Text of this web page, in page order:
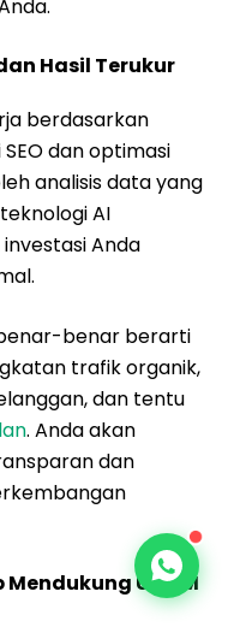
Hasil Terukur
berdasarkan
dan optimasi
analisis data yang
AI
Anda
benar berarti
trafik organik,
dan tentu
. Anda akan
dan
UMKM